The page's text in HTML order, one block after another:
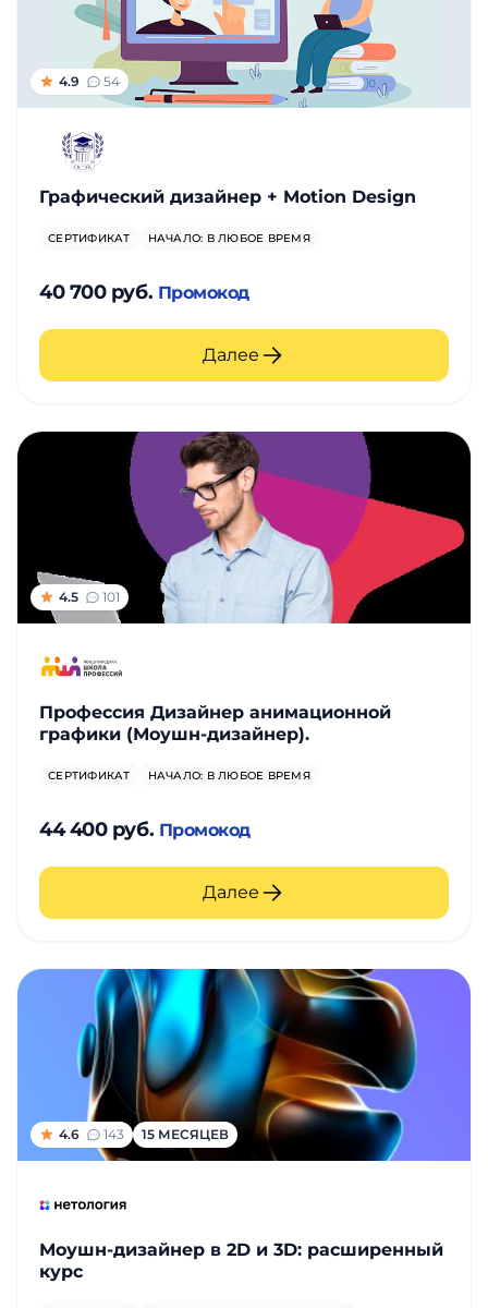
4.9 54
Графический дизайнер + Motion Design
СЕРТИФИКАТ НАЧАЛО: В ЛЮБОЕ ВРЕМЯ
40 700 руб. Промокод
Далее
4.5 101
Профессия Дизайнер анимационной
графики (Моушн-дизайнер).
СЕРТИФИКАТ НАЧАЛО: В ЛЮБОЕ ВРЕМЯ
44 400 руб. Промокод
Далее
4.6 143 15 МЕСЯЦЕВ
Моушн-дизайнер в 2D и 3D: расширенный
курс